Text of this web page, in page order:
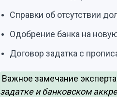
Справки об отсутствии
Одобрение банка на
Договор задатка с
Важное замечание
задатке и банковском